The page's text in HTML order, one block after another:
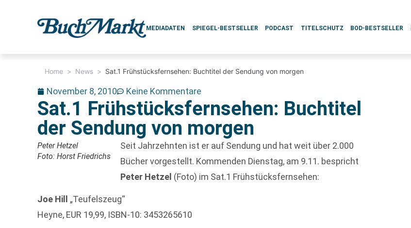
MEDIADATEN SPIEGEL-BESTSELLER PODCAST TITELSCHUTZ BOD-BESTSELLER
Home > News > Sat.1 Frühstücksfernsehen: Buchtitel der Sendung von morgen
November 8, 2010 Keine Kommentare
Sat.1 Frühstücksfernsehen: Buchtitel
der Sendung von morgen
Peter Hetzel
Foto: Horst Friedrichs
Seit Jahrzehnten ist er auf Sendung und hat weit über 2.000
Bücher vorgestellt. Kommenden Dienstag, am 9.11. bespricht
Peter Hetzel (Foto) im Sat.1 Frühstücksfernsehen:
Joe Hill
„Teufelszeug“
Heyne, EUR 19,99, ISBN-10: 3453265610